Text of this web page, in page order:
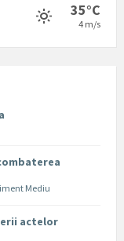
35°C
4 m/s
Mediu
actelor